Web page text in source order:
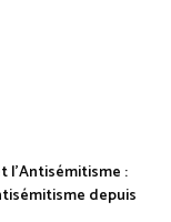
l'Antisémitisme :
depuis